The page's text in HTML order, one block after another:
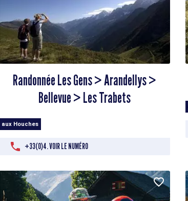
Randonnée Les Gens > Arandellys >
Bellevue > Les Trabets
aux Houches
+33(0)4. VOIR LE NUMÉRO